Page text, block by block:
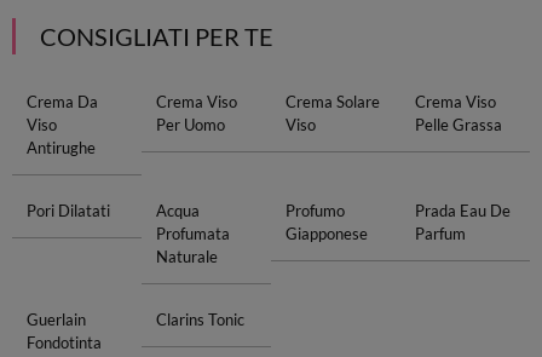
CONSIGLIATI PER TE
Crema Da
Viso
Antirughe
Crema Viso
Per Uomo
Crema Solare
Viso
Crema Viso
Pelle Grassa
Pori Dilatati
Acqua
Profumata
Naturale
Profumo
Giapponese
Prada Eau De
Parfum
Guerlain
Fondotinta
Clarins Tonic